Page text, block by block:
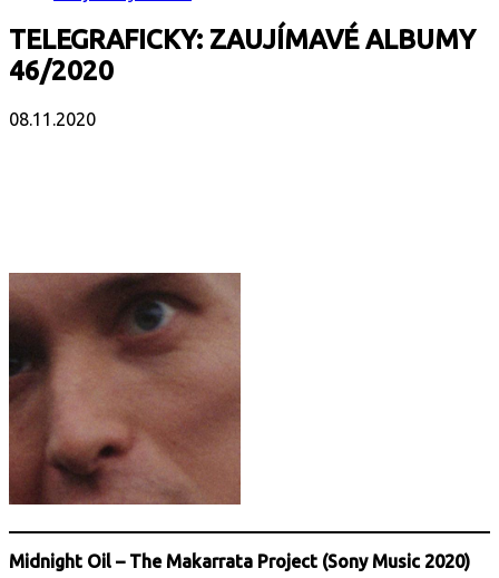
TELEGRAFICKY: ZAUJÍMAVÉ ALBUMY
46/2020
08.11.2020
Midnight Oil – The Makarrata Project (Sony Music 2020)